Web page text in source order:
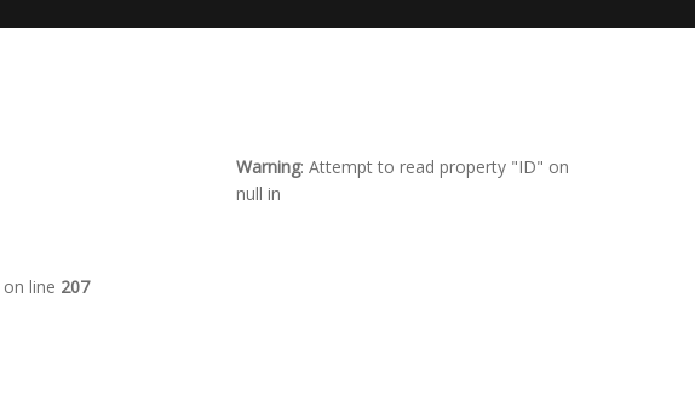
Warning: Attempt to read property "ID" on
null in
on line 207